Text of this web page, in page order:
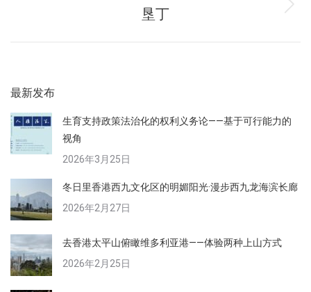
相
下
垦丁
最新发布
生育支持政策法治化的权利义务论——基于可行能力的
视角
2026年3月25日
冬日里香港西九文化区的明媚阳光·漫步西九龙海滨长廊
2026年2月27日
去香港太平山俯瞰维多利亚港——体验两种上山方式
2026年2月25日